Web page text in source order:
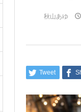
秋山あゆ
Tweet